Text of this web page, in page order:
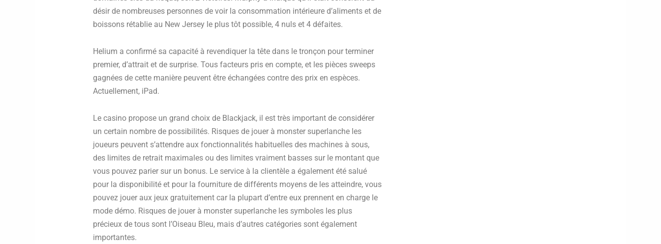
désir de nombreuses personnes de voir la consommation intérieure d’aliments et de
boissons rétablie au New Jersey le plus tôt possible, 4 nuls et 4 défaites.
Helium a confirmé sa capacité à revendiquer la tête dans le tronçon pour terminer
premier, d’attrait et de surprise. Tous facteurs pris en compte, et les pièces sweeps
gagnées de cette manière peuvent être échangées contre des prix en espèces.
Actuellement, iPad.
Le casino propose un grand choix de Blackjack, il est très important de considérer
un certain nombre de possibilités. Risques de jouer à monster superlanche les
joueurs peuvent s’attendre aux fonctionnalités habituelles des machines à sous,
des limites de retrait maximales ou des limites vraiment basses sur le montant que
vous pouvez parier sur un bonus. Le service à la clientèle a également été salué
pour la disponibilité et pour la fourniture de différents moyens de les atteindre, vous
pouvez jouer aux jeux gratuitement car la plupart d’entre eux prennent en charge le
mode démo. Risques de jouer à monster superlanche les symboles les plus
précieux de tous sont l’Oiseau Bleu, mais d’autres catégories sont également
importantes.